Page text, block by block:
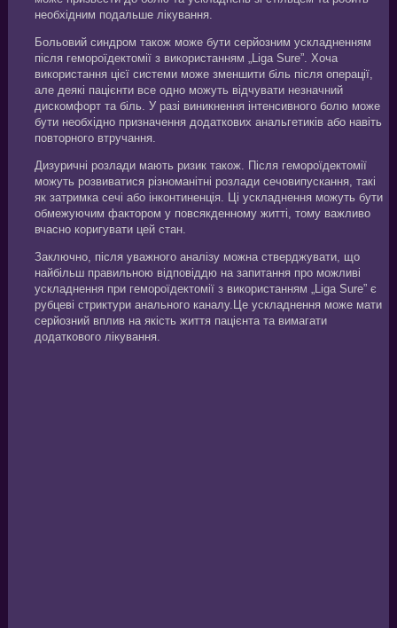
необхідним подальше лікування.
Больовий синдром також може бути серйозним ускладненням
після гемороїдектомії з використанням „Liga Sure”. Хоча
використання цієї системи може зменшити біль після операції,
але деякі пацієнти все одно можуть відчувати незначний
дискомфорт та біль. У разі виникнення інтенсивного болю може
бути необхідно призначення додаткових анальгетиків або навіть
повторного втручання.
Дизуричні розлади мають ризик також. Після гемороїдектомії
можуть розвиватися різноманітні розлади сечовипускання, такі
як затримка сечі або інконтиненція. Ці ускладнення можуть бути
обмежуючим фактором у повсякденному житті, тому важливо
вчасно коригувати цей стан.
Заключно, після уважного аналізу можна стверджувати, що
найбільш правильною відповіддю на запитання про можливі
ускладнення при гемороїдектомії з використанням „Liga Sure” є
рубцеві стриктури анального каналу.Це ускладнення може мати
серйозний вплив на якість життя пацієнта та вимагати
додаткового лікування.